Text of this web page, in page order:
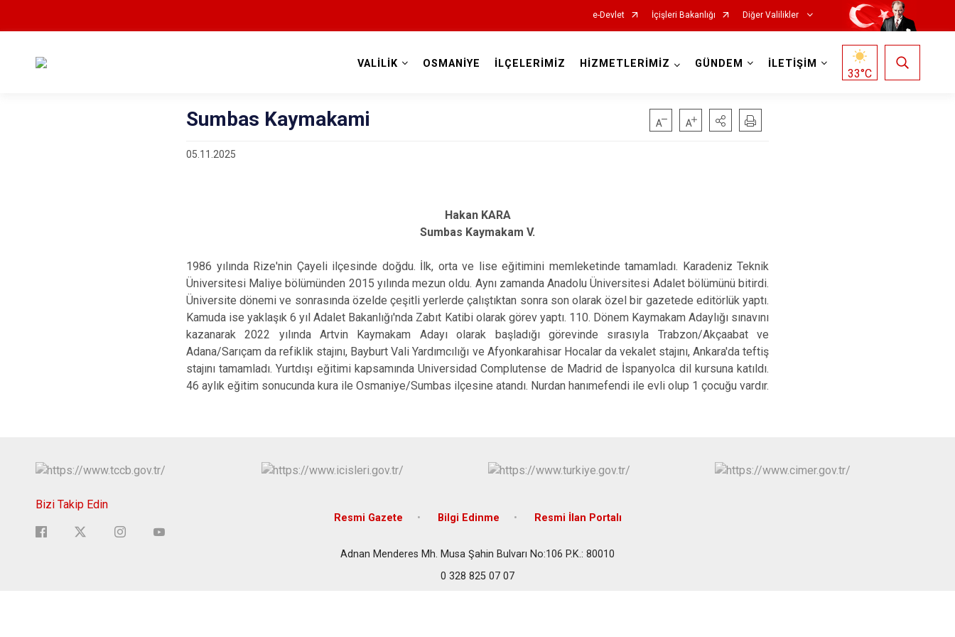
e-Devlet İçişleri Bakanlığı Diğer Valilikler
VALİLİK OSMANİYE İLÇELERİMİZ HİZMETLERİMİZ GÜNDEM İLETİŞİM
33°C
Sumbas Kaymakami
05.11.2025
Hakan KARA
Sumbas Kaymakam V.
1986 yılında Rize'nin Çayeli ilçesinde doğdu. İlk, orta ve lise eğitimini memleketinde tamamladı. Karadeniz Teknik
Üniversitesi Maliye bölümünden 2015 yılında mezun oldu. Aynı zamanda Anadolu Üniversitesi Adalet bölümünü bitirdi.
Üniversite dönemi ve sonrasında özelde çeşitli yerlerde çalıştıktan sonra son olarak özel bir gazetede editörlük yaptı.
Kamuda ise yaklaşık 6 yıl Adalet Bakanlığı'nda Zabıt Katibi olarak görev yaptı. 110. Dönem Kaymakam Adaylığı sınavını
kazanarak 2022 yılında Artvin Kaymakam Adayı olarak başladığı görevinde sırasıyla Trabzon/Akçaabat ve
Adana/Sarıçam da refiklik stajını, Bayburt Vali Yardımcılığı ve Afyonkarahisar Hocalar da vekalet stajını, Ankara'da teftiş
stajını tamamladı. Yurtdışı eğitimi kapsamında Universidad Complutense de Madrid de İspanyolca dil kursuna katıldı.
46 aylık eğitim sonucunda kura ile Osmaniye/Sumbas ilçesine atandı. Nurdan hanımefendi ile evli olup 1 çocuğu vardır.
Bizi Takip Edin
Resmi Gazete Bilgi Edinme Resmi İlan Portalı
Adnan Menderes Mh. Musa Şahin Bulvarı No:106 P.K.: 80010
0 328 825 07 07